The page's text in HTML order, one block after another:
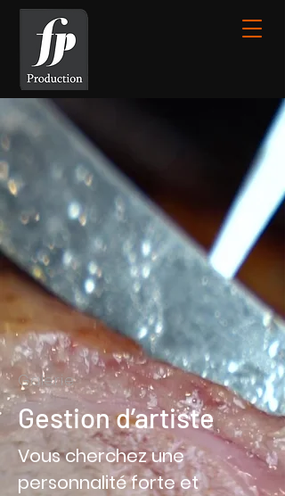
Galerie
Gestion d’artiste
Vous cherchez une
personnalité forte et